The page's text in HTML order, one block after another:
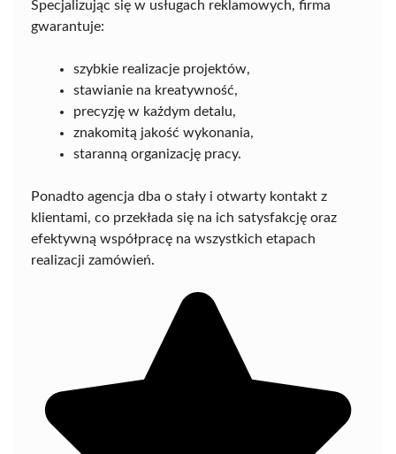
Specjalizując się w usługach reklamowych, firma
gwarantuje:
szybkie realizacje projektów,
stawianie na kreatywność,
precyzję w każdym detalu,
znakomitą jakość wykonania,
staranną organizację pracy.
Ponadto agencja dba o stały i otwarty kontakt z
klientami, co przekłada się na ich satysfakcję oraz
efektywną współpracę na wszystkich etapach
realizacji zamówień.